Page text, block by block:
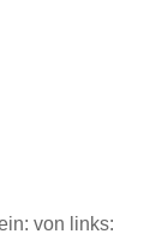
von links: